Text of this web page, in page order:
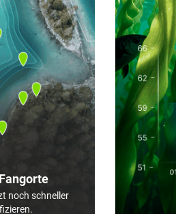
noch schneller